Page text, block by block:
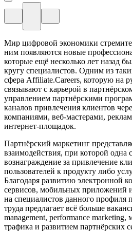
Мир цифровой экономики
ним появляются новые
которые ещё несколько лет назад
кругу специалистов. Одним из
сфера Affiliate.Careers, которую на
связывают с карьерой в
управлением партнёрскими
каналов привлечения клиентов
компаниями, веб-мастерами,
интернет-площадок.
Партнёрский маркетинг
взаимодействия, при которой одна
вознаграждение за привлечение
пользователей к продукту либо
Благодаря развитию электронной
сервисов, мобильных приложений
на специалистов данного профиля
труда предлагает всё больше
management, performance marketing,
трафика и развитием партнёрских